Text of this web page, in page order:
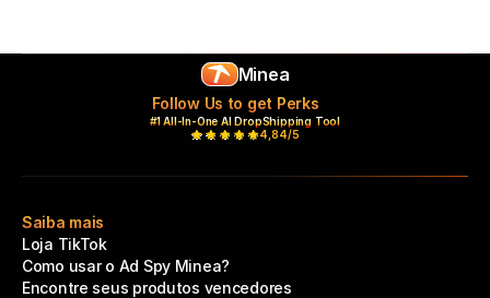
Minea
Follow Us to get Perks
#1 All-In-One AI DropShipping Tool
4,84/5
Saiba mais
Loja TikTok
Como usar o Ad Spy Minea?
Encontre seus produtos vencedores